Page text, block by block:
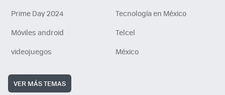
Prime Day 2024
Tecnología en México
Móviles android
Telcel
videojuegos
México
VER MÁS TEMAS